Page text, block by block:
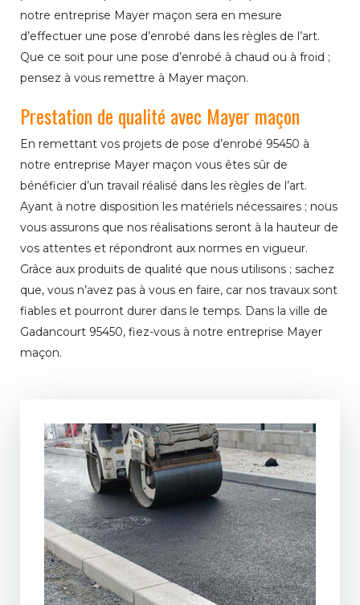
notre entreprise Mayer maçon sera en mesure
d’effectuer une pose d’enrobé dans les règles de l’art.
Que ce soit pour une pose d’enrobé à chaud ou à froid ;
pensez à vous remettre à Mayer maçon.
Prestation de qualité avec Mayer maçon
En remettant vos projets de pose d’enrobé 95450 à
notre entreprise Mayer maçon vous êtes sûr de
bénéficier d’un travail réalisé dans les règles de l’art.
Ayant à notre disposition les matériels nécessaires ; nous
vous assurons que nos réalisations seront à la hauteur de
vos attentes et répondront aux normes en vigueur.
Grâce aux produits de qualité que nous utilisons ; sachez
que, vous n’avez pas à vous en faire, car nos travaux sont
fiables et pourront durer dans le temps. Dans la ville de
Gadancourt 95450, fiez-vous à notre entreprise Mayer
maçon.